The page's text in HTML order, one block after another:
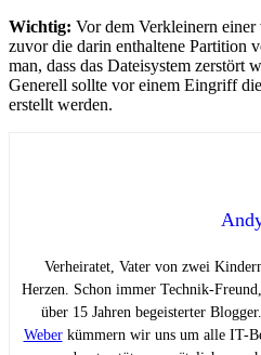
Wichtig: Vor dem Verkleinern
zuvor die darin enthaltene Partition
man, dass das Dateisystem zerstört
Generell sollte vor einem Eingriff
erstellt werden.
Verheiratet, Vater von zwei
Herzen. Schon immer Technik-
über 15 Jahren begeisterter
Weberkümmern wir uns um alle IT-